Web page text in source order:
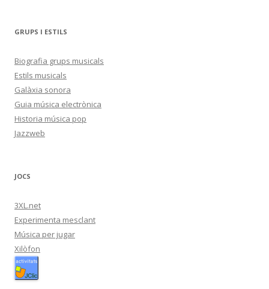
GRUPS I ESTILS
Biografia grups musicals
Estils musicals
Galàxia sonora
Guia música electrònica
Historia música pop
Jazzweb
JOCS
3XL.net
Experimenta mesclant
Música per jugar
Xilòfon